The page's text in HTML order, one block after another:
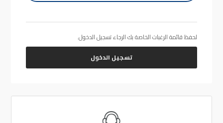
لحفظ قائمة الرغبات الخاصة بك الرجاء تسجيل الدخول.
تسجيل الدخول